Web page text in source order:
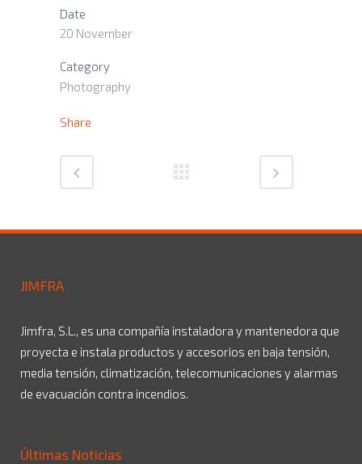
Date
20 November
Category
Photography
Share
JIMFRA
Jimfra, S.L., es una compañía instaladora y mantenedora que
proyecta e instala productos y accesorios en baja tensión,
media tensión, climatización, telecomunicaciones y alarmas
de evacuación contra incendios.
Últimas Noticias